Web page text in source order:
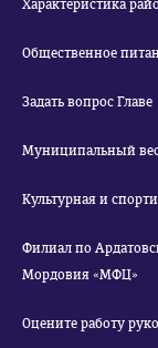
Характеристика
Общественное
Задать вопрос Главе
Муниципальный
Культурная и
Филиал по
Мордовия «МФЦ»
Оцените работу